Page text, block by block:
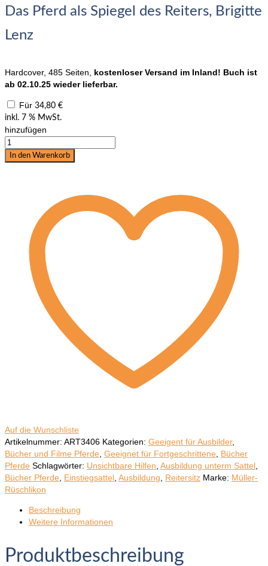
Das Pferd als Spiegel des Reiters, Brigitte
Lenz
Hardcover, 485 Seiten, kostenloser Versand im Inland! Buch ist
ab 02.10.25 wieder lieferbar.
Für 34,80 €
inkl. 7 % MwSt.
hinzufügen
Buch
"Pferdegerecht
reiten
In den Warenkorb
Auf die Wunschliste
Artikelnummer: ART3406 Kategorien: Geeigent für Ausbilder,
Bücher und Filme Pferde, Geeignet für Fortgeschrittene, Bücher
Pferde Schlagwörter: Unsichtbare Hilfen, Ausbildung unterm Sattel,
Bücher Pferde, Einstiegsattel, Ausbildung, Reitersitz Marke: Müller-
Rüschlikon
Beschreibung
Weitere Informationen
Produktbeschreibung